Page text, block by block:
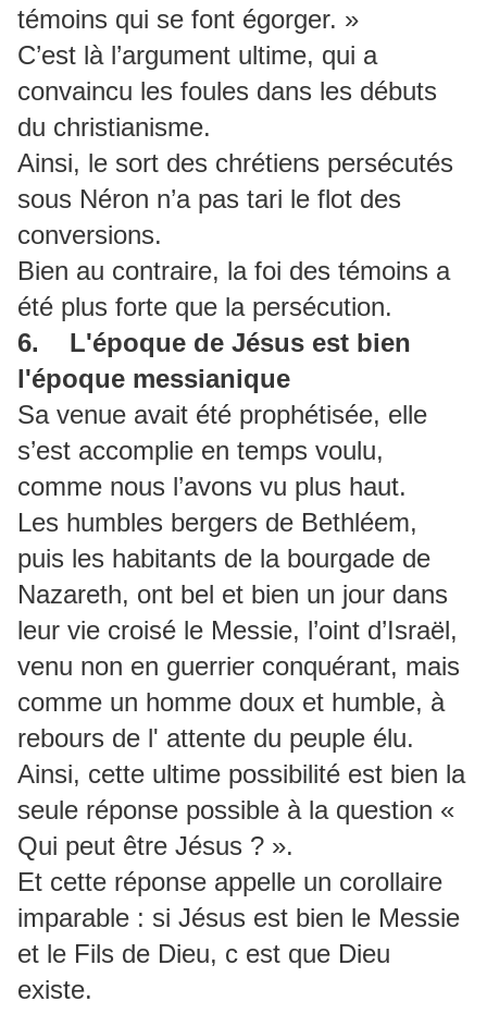
témoins qui se font égorger. »
C’est là l’argument ultime, qui a
convaincu les foules dans les débuts
du christianisme.
Ainsi, le sort des chrétiens persécutés
sous Néron n’a pas tari le flot des
conversions.
Bien au contraire, la foi des témoins a
été plus forte que la persécution.
6. L'époque de Jésus est bien
l'époque messianique
Sa venue avait été prophétisée, elle
s’est accomplie en temps voulu,
comme nous l’avons vu plus haut.
Les humbles bergers de Bethléem,
puis les habitants de la bourgade de
Nazareth, ont bel et bien un jour dans
leur vie croisé le Messie, l’oint d’Israël,
venu non en guerrier conquérant, mais
comme un homme doux et humble, à
rebours de l' attente du peuple élu.
Ainsi, cette ultime possibilité est bien la
seule réponse possible à la question «
Qui peut être Jésus ? ».
Et cette réponse appelle un corollaire
imparable : si Jésus est bien le Messie
et le Fils de Dieu, c est que Dieu
existe.